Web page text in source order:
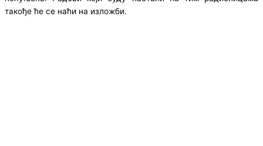
такође ће се наћи на изложби.